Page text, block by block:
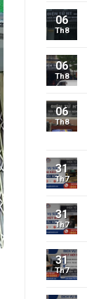
06
Th8
06
Th8
06
Th8
31
Th7
31
Th7
31
Th7